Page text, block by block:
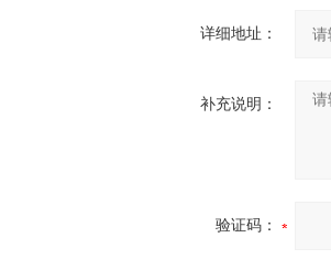
详细地址：
补充说明：
验证码：